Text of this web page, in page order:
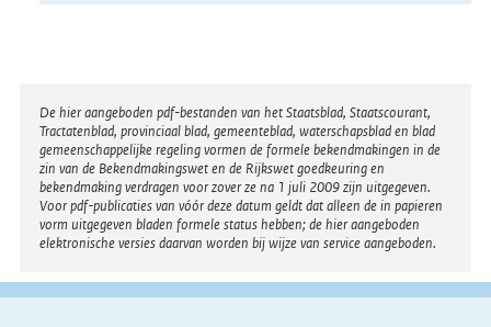
Disclaimer
De hier aangeboden pdf-bestanden van het Staatsblad, Staatscourant,
Tractatenblad, provinciaal blad, gemeenteblad, waterschapsblad en blad
gemeenschappelijke regeling vormen de formele bekendmakingen in de
zin van de Bekendmakingswet en de Rijkswet goedkeuring en
bekendmaking verdragen voor zover ze na 1 juli 2009 zijn uitgegeven.
Voor pdf-publicaties van vóór deze datum geldt dat alleen de in papieren
vorm uitgegeven bladen formele status hebben; de hier aangeboden
elektronische versies daarvan worden bij wijze van service aangeboden.